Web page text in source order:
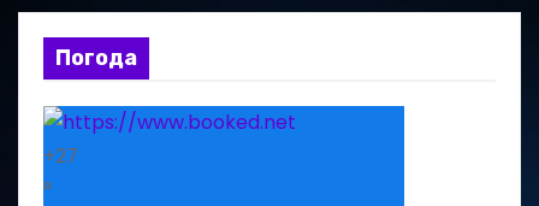
Погода
+27
°